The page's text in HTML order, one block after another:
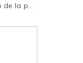
de la p...